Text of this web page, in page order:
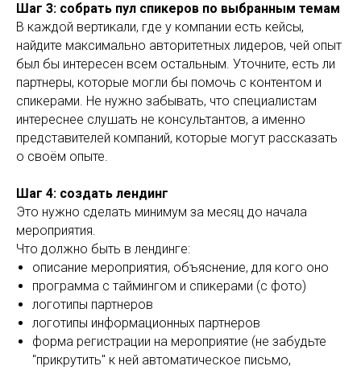
Шаг 3: собрать пул спикеров по выбранным темам
В каждой вертикали, где у компании есть кейсы,
найдите максимально авторитетных лидеров, чей опыт
был бы интересен всем остальным. Уточните, есть ли
партнеры, которые могли бы помочь с контентом и
спикерами. Не нужно забывать, что специалистам
интереснее слушать не консультантов, а именно
представителей компаний, которые могут рассказать
о своём опыте.
Шаг 4: создать лендинг
Это нужно сделать минимум за месяц до начала
мероприятия.
Что должно быть в лендинге:
описание мероприятия, объяснение, для кого оно
программа с таймингом и спикерами (с фото)
логотипы партнеров
логотипы информационных партнеров
форма регистрации на мероприятие (не забудьте
"прикрутить" к ней автоматическое письмо,